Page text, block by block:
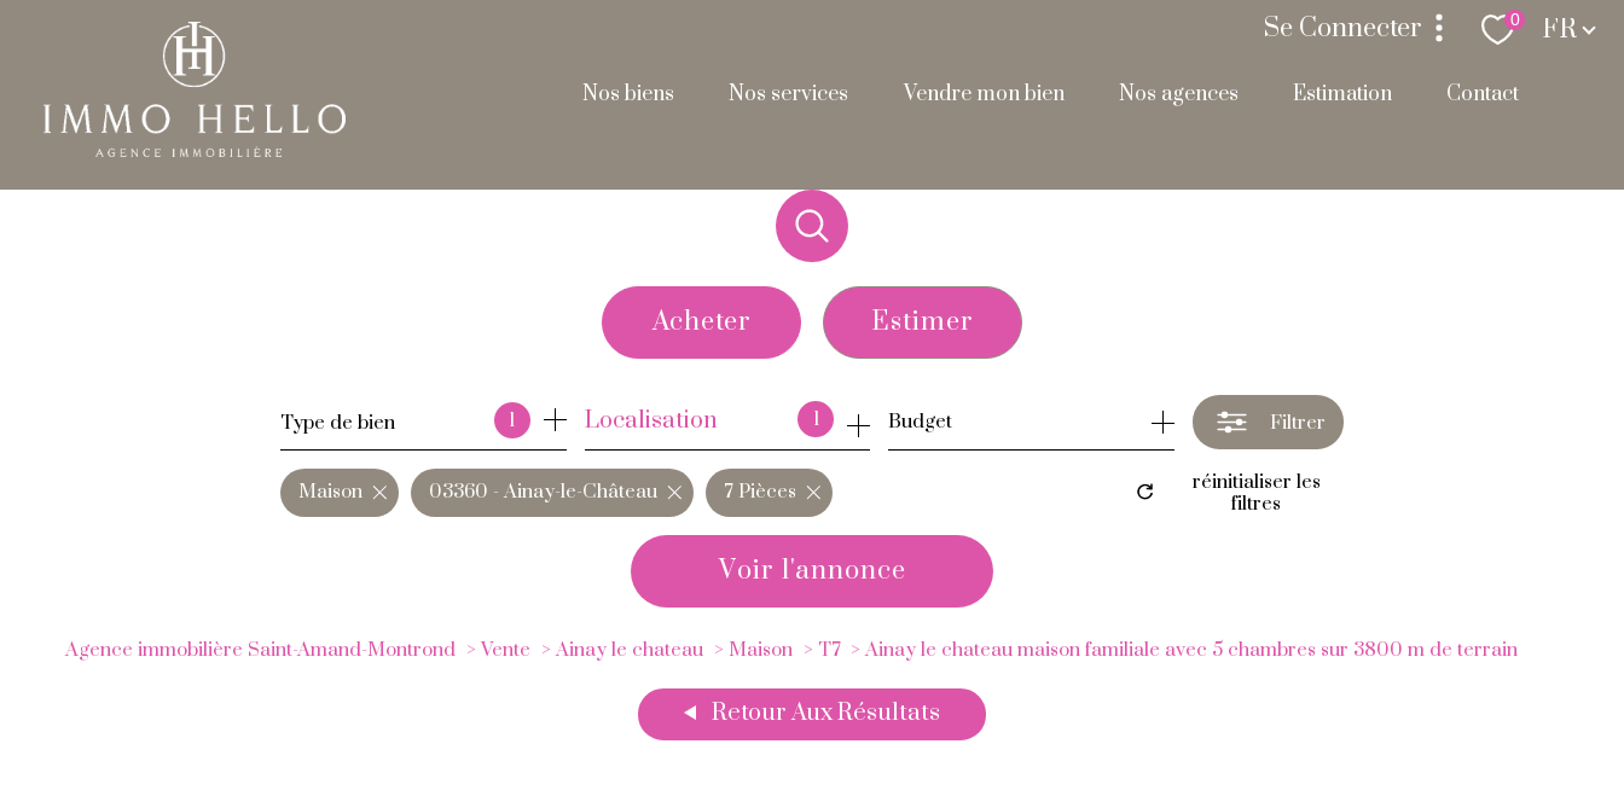
Se Connecter 0 Langue
FR
nos biens nos services vendre mon bien nos agences estimation contact
Acheter
de l'ancien
de l'immo pro
Estimer
Type de bien 1 1
Localisation Budget Filtrer
voir l'annonce
Maison 03360 - Ainay-le-Château 7 Pièces
réinitialiser les
filtres
Agence immobilière Saint-Amand-Montrond Vente Ainay le chateau Maison T7 Ainay le chateau maison familiale avec 5 chambres sur 3800 m de terrain
Retour Aux Résultats